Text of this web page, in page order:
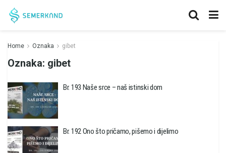
Home Oznaka gibet
Oznaka: gibet
Br. 193 Naše srce – naš istinski dom
Br. 192 Ono što pričamo, pišemo i dijelimo